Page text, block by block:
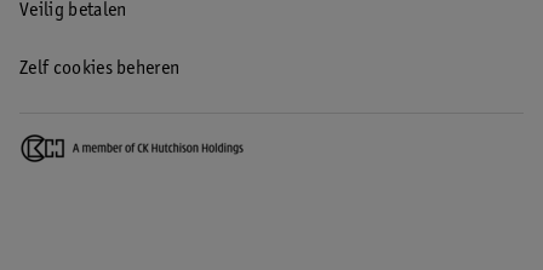
Veilig betalen
Zelf cookies beheren